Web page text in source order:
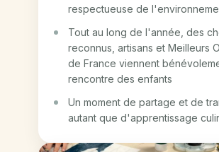
respectueuse de
Tout au long de l'année, des
reconnus, artisans et Meilleurs
de France viennent
rencontre des enfants
Un moment de partage et de
autant que d'apprentissage